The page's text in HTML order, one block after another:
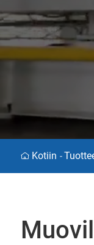
Kotiin -